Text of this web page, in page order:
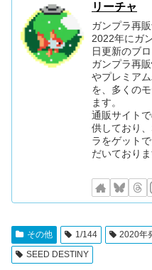
リーチャ
ガンプラ再販
2022年にガ
日更新のブ
ガンプラ再
やプレミア
を、多くの
ます。
通販サイト
供しており
ラをゲット
だいており
その他 1/144 2020年
SEED DESTINY